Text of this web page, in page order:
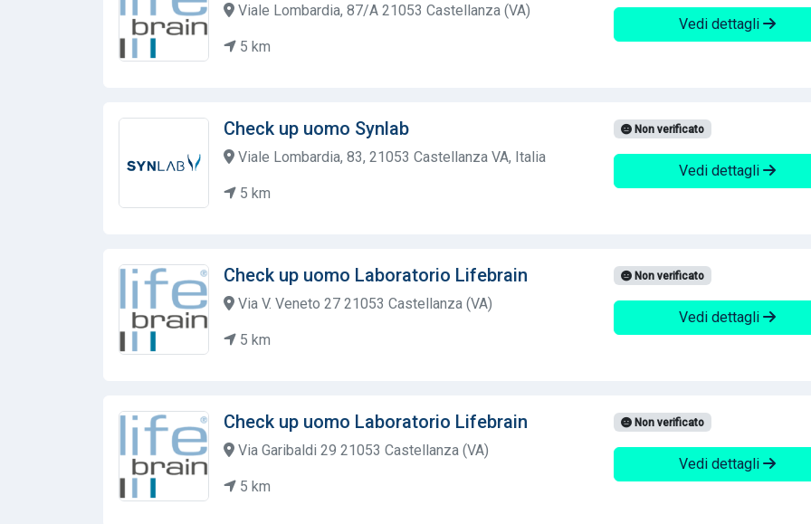
Viale Lombardia, 87/A 21053 Castellanza (VA)
5 km
Vedi dettagli
Check up uomo Synlab
Viale Lombardia, 83, 21053 Castellanza VA, Italia
5 km
Non verificato
Vedi dettagli
Check up uomo Laboratorio Lifebrain
Via V. Veneto 27 21053 Castellanza (VA)
5 km
Non verificato
Vedi dettagli
Check up uomo Laboratorio Lifebrain
Via Garibaldi 29 21053 Castellanza (VA)
5 km
Non verificato
Vedi dettagli